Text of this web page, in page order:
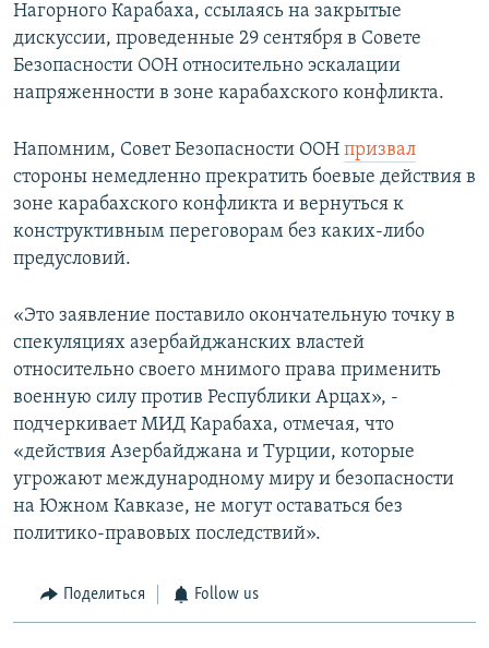
Нагорного Карабаха, ссылаясь на закрытые
дискуссии, проведенные 29 сентября в Совете
Безопасности ООН относительно эскалации
напряженности в зоне карабахского конфликта.
Напомним, Совет Безопасности ООН призвал
стороны немедленно прекратить боевые действия в
зоне карабахского конфликта и вернуться к
конструктивным переговорам без каких-либо
предусловий.
«Это заявление поставило окончательную точку в
спекуляциях азербайджанских властей
относительно своего мнимого права применить
военную силу против Республики Арцах», -
подчеркивает МИД Карабаха, отмечая, что
«действия Азербайджана и Турции, которые
угрожают международному миру и безопасности
на Южном Кавказе, не могут оставаться без
политико-правовых последствий».
Поделиться Follow us